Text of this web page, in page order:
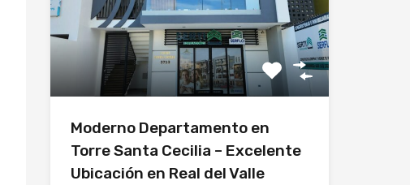
Moderno Departamento en
Torre Santa Cecilia – Excelente
Ubicación en Real del Valle